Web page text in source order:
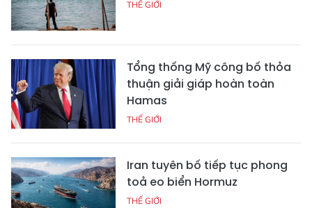
THẾ GIỚI
Tổng thống Mỹ công bố thỏa
thuận giải giáp hoàn toàn
Hamas
THẾ GIỚI
Iran tuyên bố tiếp tục phong
toả eo biển Hormuz
THẾ GIỚI